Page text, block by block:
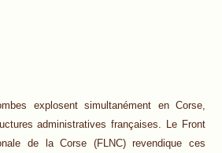
explosent simultanément en Corse,
administratives françaises. Le Front
de la Corse (FLNC) revendique ces